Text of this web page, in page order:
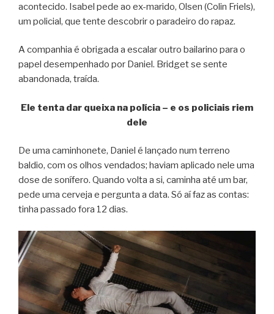
acontecido. Isabel pede ao ex-marido, Olsen (Colin Friels),
um policial, que tente descobrir o paradeiro do rapaz.
A companhia é obrigada a escalar outro bailarino para o
papel desempenhado por Daniel. Bridget se sente
abandonada, traída.
Ele tenta dar queixa na polícia – e os policiais riem
dele
De uma caminhonete, Daniel é lançado num terreno
baldio, com os olhos vendados; haviam aplicado nele uma
dose de sonífero. Quando volta a si, caminha até um bar,
pede uma cerveja e pergunta a data. Só aí faz as contas:
tinha passado fora 12 dias.